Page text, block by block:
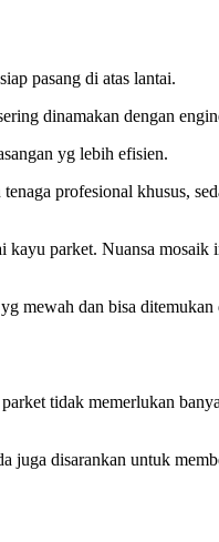
pasang di atas lantai.
dinamakan dengan
yg lebih efisien.
profesional khusus,
kayu parket. Nuansa mosaik
mewah dan bisa ditemukan
tidak memerlukan
juga disarankan untuk